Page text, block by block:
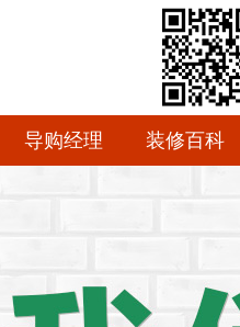
导购经理 装修百科